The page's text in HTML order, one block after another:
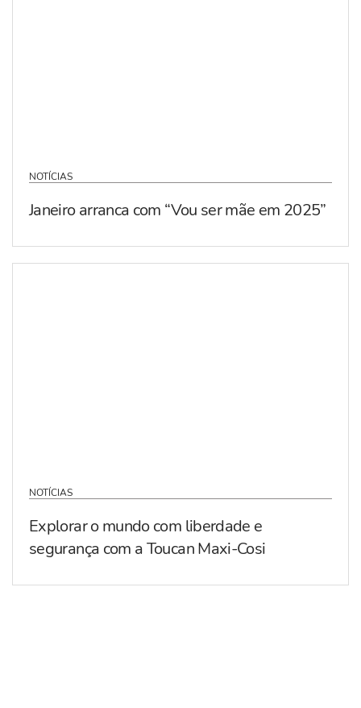
NOTÍCIAS
Janeiro arranca com “Vou ser mãe em 2025”
NOTÍCIAS
Explorar o mundo com liberdade e
segurança com a Toucan Maxi-Cosi